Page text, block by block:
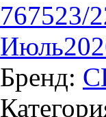
767523/
Бренд: